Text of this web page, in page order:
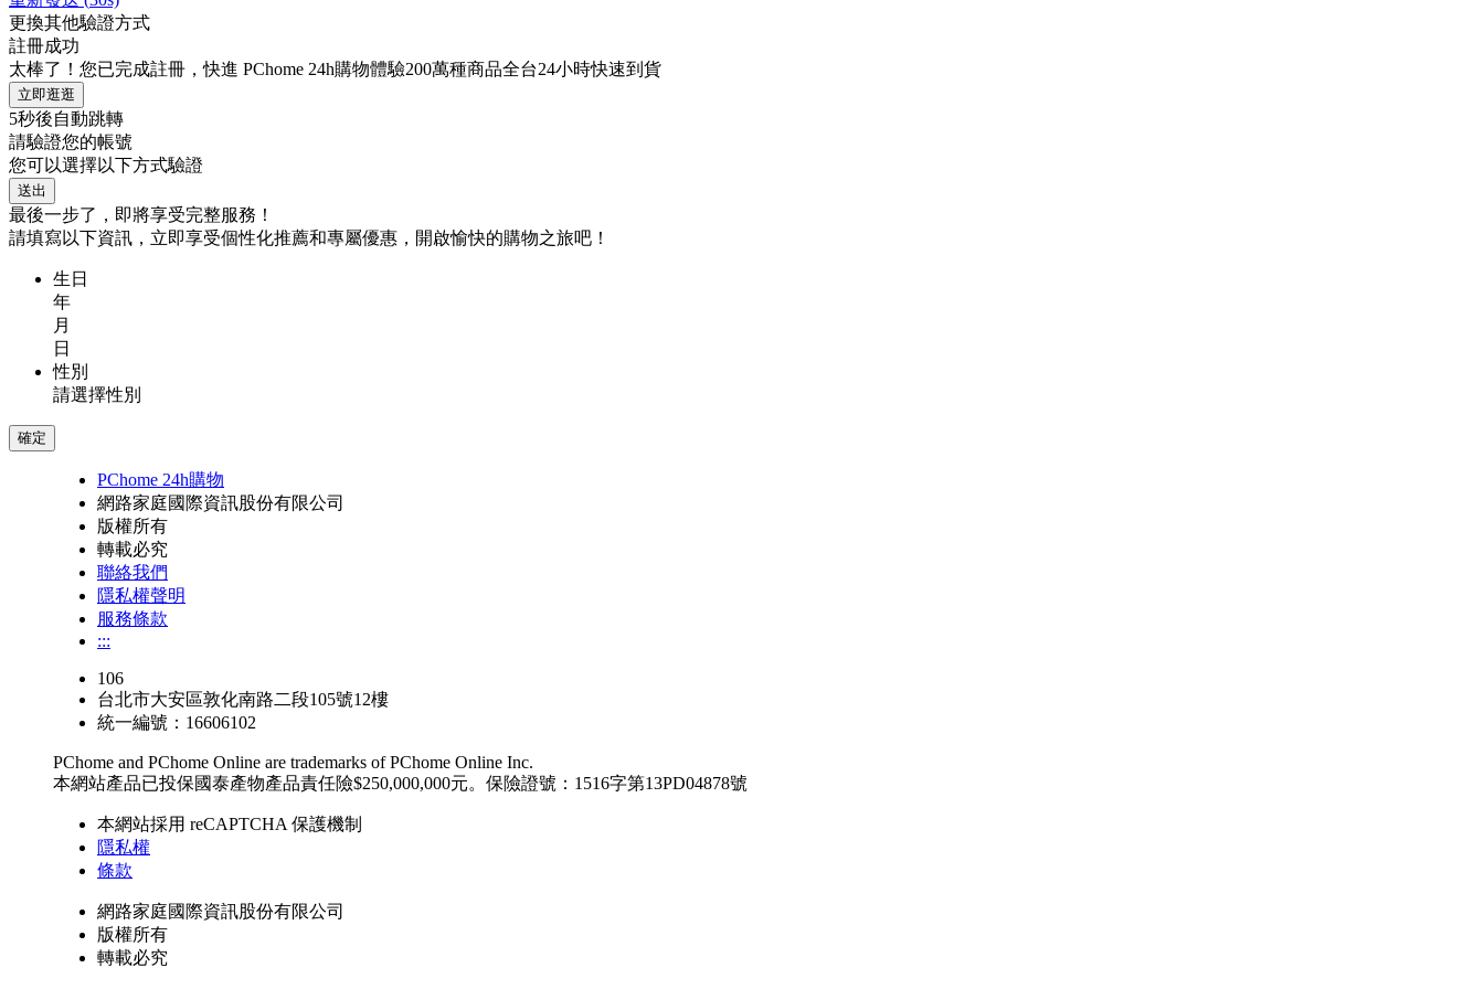
更換其他驗證方式
註冊成功
太棒了！您已完成註冊，快進 PChome 24h購物體驗200萬種商品全台24小時快速到貨
立即逛逛
5秒後自動跳轉
請驗證您的帳號
您可以選擇以下方式驗證
送出
最後一步了，即將享受完整服務！
請填寫以下資訊，立即享受個性化推薦和專屬優惠，開啟愉快的購物之旅吧！
生日
年
月
日
性別
請選擇性別
確定
PChome 24h購物
網路家庭國際資訊股份有限公司
版權所有
轉載必究
聯絡我們
隱私權聲明
服務條款
:::
106
台北市大安區敦化南路二段105號12樓
統一編號：16606102
PChome and PChome Online are trademarks of PChome Online Inc.
本網站產品已投保國泰產物產品責任險$250,000,000元。 保險證號：1516字第13PD04878號
本網站採用 reCAPTCHA 保護機制
隱私權
條款
網路家庭國際資訊股份有限公司
版權所有
轉載必究